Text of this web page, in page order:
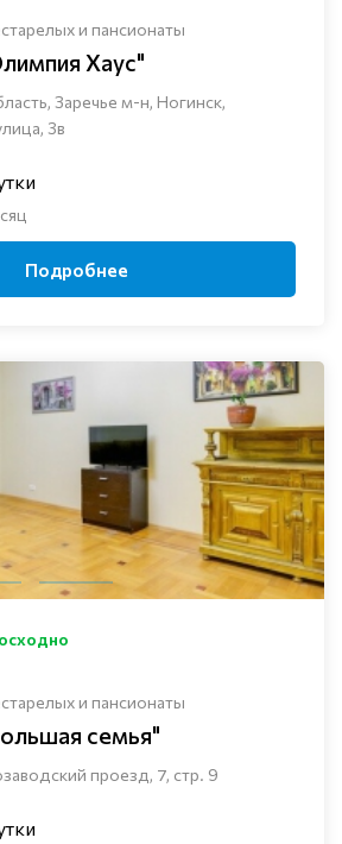
и пансионаты
Хаус"
Заречье м-н, Ногинск,
3в
Подробнее
и пансионаты
семья"
проезд, 7, стр. 9